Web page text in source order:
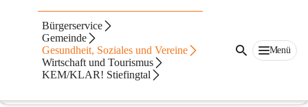
Bürgerservice
Gemeinde
Gesundheit, Soziales und Vereine
Wirtschaft und Tourismus
KEM/KLAR! Stiefingtal
Menü
USV glasmetall Temmel Ragnitz
@usv-glasmetall-temmel-ragnitz
Fußballverein
In CITIES öffnen